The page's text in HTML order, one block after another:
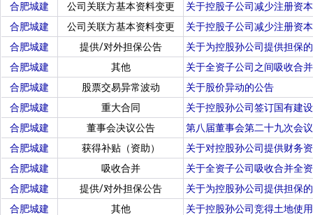
合肥城建
公司关联方基本资料变更
关于控股子公司减少注册资
合肥城建
公司关联方基本资料变更
关于控股子公司减少注册资
合肥城建
提供/对外担保公告
关于为控股孙公司提供担保
合肥城建
其他
关于全资子公司之间吸收合
合肥城建
股票交易异常波动
关于股价异动的公告
合肥城建
重大合同
关于控股孙公司签订国有建
合肥城建
董事会决议公告
第八届董事会第二十九次会
合肥城建
获得补贴（资助）
关于对控股孙公司提供财务
合肥城建
吸收合并
关于全资子公司吸收合并全
合肥城建
提供/对外担保公告
关于为控股孙公司提供担保
合肥城建
其他
关于控股孙公司竞得土地使